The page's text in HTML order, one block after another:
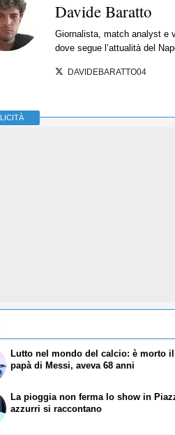
Davide Baratto
Giornalista, match analyst e
dove segue l’attualità del
DAVIDEBARATTO04
Lutto nel mondo del calcio: è morto il
papà di Messi, aveva 68 anni
La pioggia non ferma lo show in
azzurri si raccontano